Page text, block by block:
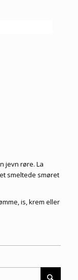
jevn røre. La
smeltede smøret
is,krem eller